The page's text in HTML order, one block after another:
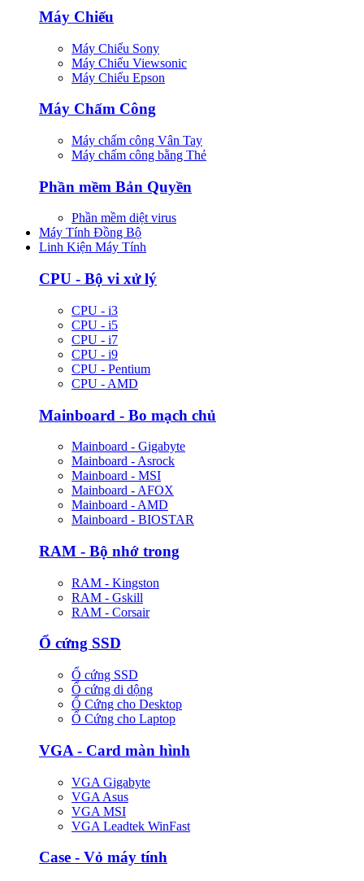
Máy Chiếu
Máy Chiếu Sony
Máy Chiếu Viewsonic
Máy Chiếu Epson
Máy Chấm Công
Máy chấm công Vân Tay
Máy chấm công bằng Thẻ
Phần mềm Bản Quyền
Phần mềm diệt virus
Máy Tính Đồng Bộ
Linh Kiện Máy Tính
CPU - Bộ vi xử lý
CPU - i3
CPU - i5
CPU - i7
CPU - i9
CPU - Pentium
CPU - AMD
Mainboard - Bo mạch chủ
Mainboard - Gigabyte
Mainboard - Asrock
Mainboard - MSI
Mainboard - AFOX
Mainboard - AMD
Mainboard - BIOSTAR
RAM - Bộ nhớ trong
RAM - Kingston
RAM - Gskill
RAM - Corsair
Ổ cứng SSD
Ổ cứng SSD
Ổ cứng di dộng
Ổ Cứng cho Desktop
Ổ Cứng cho Laptop
VGA - Card màn hình
VGA Gigabyte
VGA Asus
VGA MSI
VGA Leadtek WinFast
Case - Vỏ máy tính